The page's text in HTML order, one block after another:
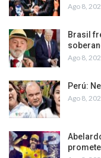
Ago 8,
Brasil
Ago 8,
Perú:
Ago 8,